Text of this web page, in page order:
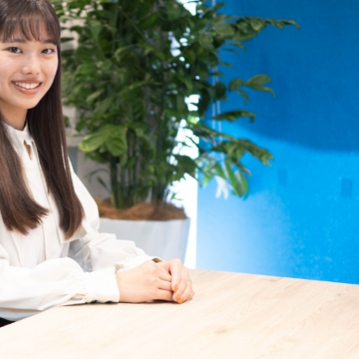
新宿 渋谷